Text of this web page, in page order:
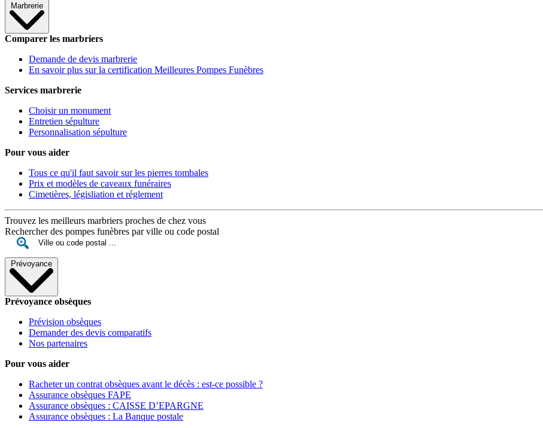
Marbrerie
Comparer les marbriers
Demande de devis marbrerie
En savoir plus sur la certification Meilleures Pompes Funèbres
Services marbrerie
Choisir un monument
Entretien sépulture
Personnalisation sépulture
Pour vous aider
Tous ce qu'il faut savoir sur les pierres tombales
Prix et modèles de caveaux funéraires
Cimetières, législiation et réglement
Trouvez les meilleurs marbriers proches de chez vous
Rechercher des pompes funèbres par ville ou code postal
Prévoyance
Prévoyance obsèques
Prévision obsèques
Demander des devis comparatifs
Nos partenaires
Pour vous aider
Racheter un contrat obsèques avant le décès : est-ce possible ?
Assurance obsèques FAPE
Assurance obsèques : CAISSE D’EPARGNE
Assurance obsèques : La Banque postale